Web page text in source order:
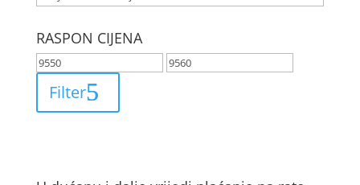
RASPON CIJENA
Filter